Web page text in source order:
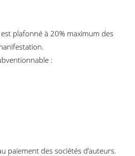
plafonné à 20% maximum des
:
paiement des sociétés d’auteurs.